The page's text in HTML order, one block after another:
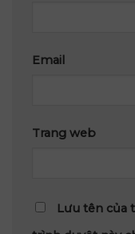
Email
Trang web
Lưu tên của